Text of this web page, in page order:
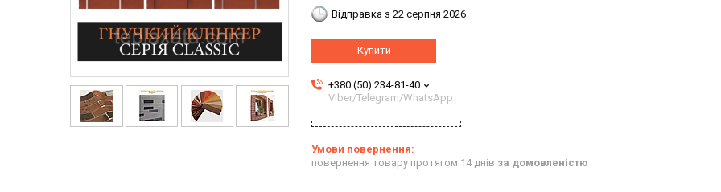
Відправка з 22 серпня 2026
Купити
+380 (50) 234-81-40
Viber/Telegram/WhatsApp
повернення товару протягом 14 днів за домовленістю